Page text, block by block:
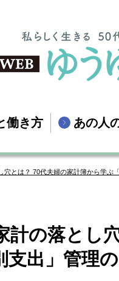
働き方 あの人
穴とは？ 70代夫婦の家計簿から学ぶ
計の落とし
支出」管理